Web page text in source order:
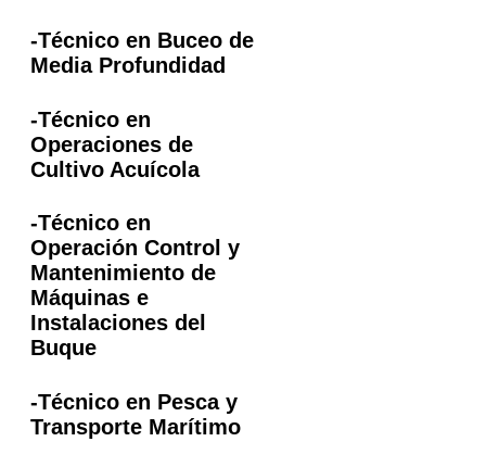
-Técnico en Buceo de
Media Profundidad
-Técnico en
Operaciones de
Cultivo Acuícola
-Técnico en
Operación Control y
Mantenimiento de
Máquinas e
Instalaciones del
Buque
-Técnico en Pesca y
Transporte Marítimo